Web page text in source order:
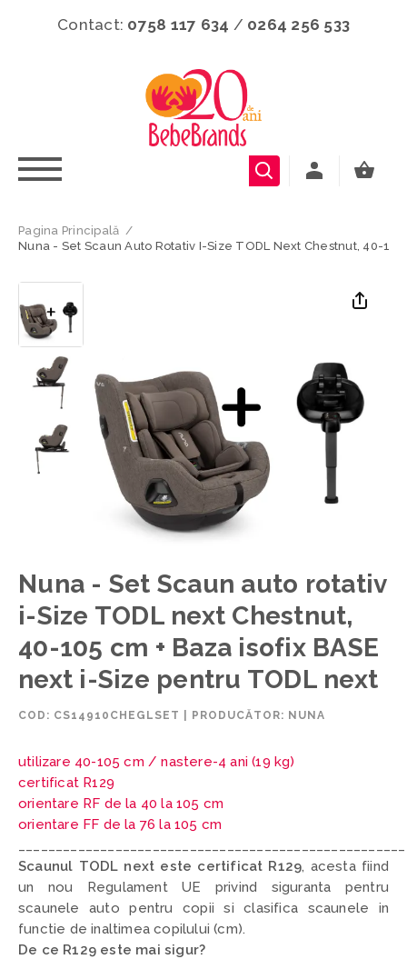
Contact: 0758 117 634 / 0264 256 533
Pagina Principală /
Nuna - Set Scaun Auto Rotativ I-Size TODL Next Chestnut, 40-
Nuna - Set Scaun auto rotativ
i-Size TODL next Chestnut,
40-105 cm + Baza isofix BASE
next i-Size pentru TODL next
COD: CS14910CHEGLSET PRODUCĂTOR: NUNA
utilizare 40-105 cm /nastere-4 ani (19 kg)
certificat R129
orientare RF de la 40 la 105 cm
orientare FF de la 76 la 105 cm
Scaunul TODL next este certificat R129, acesta fiind
un nou Regulament UE privind siguranta pentru
scaunele auto pentru copii si clasifica scaunele in
functie de inaltimea copilului (cm).
De ce R129 este mai sigur?